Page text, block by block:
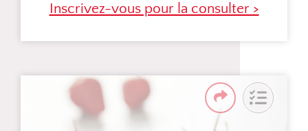
Inscrivez-vous pour la consulter >